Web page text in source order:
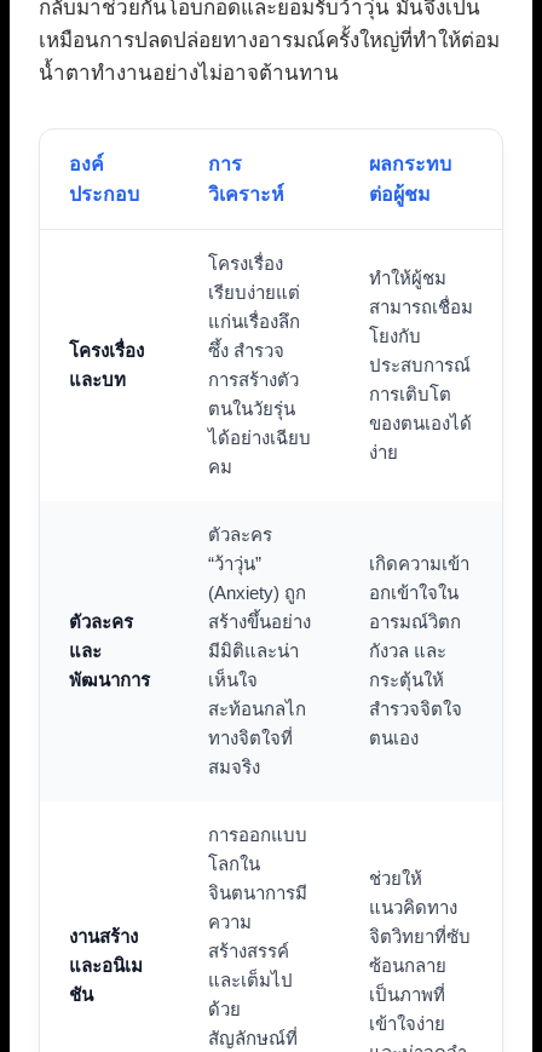
กลับมาช่วยกันโอบกอดและยอมรับว้าวุ่น มันจึงเป็น
เหมือนการปลดปล่อยทางอารมณ์ครั้งใหญ่ที่ทำให้ต่อม
น้ำตาทำงานอย่างไม่อาจต้านทาน
องค์
ประกอบ
การ
วิเคราะห์
ผลกระทบ
ต่อผู้ชม
โครงเรื่อง
และบท
โครงเรื่อง
เรียบง่ายแต่
แก่นเรื่องลึก
ซึ้ง สำรวจ
การสร้างตัว
ตนในวัยรุ่น
ได้อย่างเฉียบ
คม
ทำให้ผู้ชม
สามารถเชื่อม
โยงกับ
ประสบการณ์
การเติบโต
ของตนเองได้
ง่าย
ตัวละคร
และ
พัฒนาการ
ตัวละคร
“ว้าวุ่น”
(Anxiety) ถูก
สร้างขึ้นอย่าง
มีมิติและน่า
เห็นใจ
สะท้อนกลไก
ทางจิตใจที่
สมจริง
เกิดความเข้า
อกเข้าใจใน
อารมณ์วิตก
กังวล และ
กระตุ้นให้
สำรวจจิตใจ
ตนเอง
งานสร้าง
และอนิเม
ชัน
การออกแบบ
โลกใน
จินตนาการมี
ความ
สร้างสรรค์
และเต็มไป
ด้วย
สัญลักษณ์ที่
ช่วยให้
แนวคิดทาง
จิตวิทยาที่ซับ
ซ้อนกลาย
เป็นภาพที่
เข้าใจง่าย